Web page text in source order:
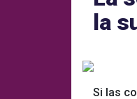
la
Si las